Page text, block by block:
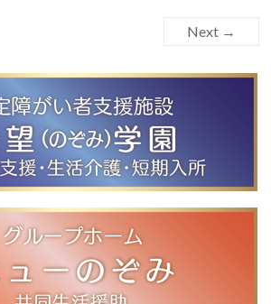
Next →